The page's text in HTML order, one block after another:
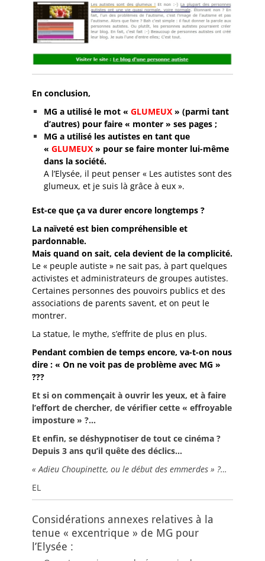
En conclusion,
MG a utilisé le mot « GLUMEUX » (parmi tant
d’autres) pour faire « monter » ses pages ;
MG a utilisé les autistes en tant que
« GLUMEUX » pour se faire monter lui-même
dans la société.
A l’Elysée, il peut penser « Les autistes sont des
glumeux, et je suis là grâce à eux ».
Est-ce que ça va durer encore longtemps ?
La naïveté est bien compréhensible et
pardonnable.
Mais quand on sait, cela devient de la complicité.
Le « peuple autiste » ne sait pas, à part quelques
activistes et administrateurs de groupes autistes.
Certaines personnes des pouvoirs publics et des
associations de parents savent, et on peut le
montrer.
La statue, le mythe, s’effrite de plus en plus.
Pendant combien de temps encore, va-t-on nous
dire : « On ne voit pas de problème avec MG »
???
Et si on commençait à ouvrir les yeux, et à faire
l’effort de chercher, de vérifier cette « effroyable
imposture » ?…
Et enfin, se déshypnotiser de tout ce cinéma ?
Depuis 3 ans qu’il quête des déclics…
« Adieu Choupinette, ou le début des emmerdes » ?…
EL
Considérations annexes relatives à la
tenue « excentrique » de MG pour
l’Elysée :